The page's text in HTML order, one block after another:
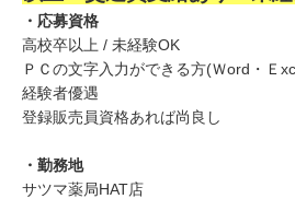
・応募資格
高校卒以上 / 未経験OK
ＰＣの文字入力ができる方(Ｗord・Ｅ
経験者優遇
登録販売員資格あれば尚良し
・勤務地
サツマ薬局HAT店